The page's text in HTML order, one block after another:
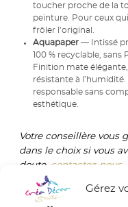
Gérez
toucher proche de la
peinture. Pour ceux
frôler l’original.
Aquapaper — Intissé
100 % recyclable, sans
Finition mate élégante,
résistante à l’humidité.
responsable sans
esthétique.
Votre conseillère vous
dans le choix si vous
doute, contactez-nous.